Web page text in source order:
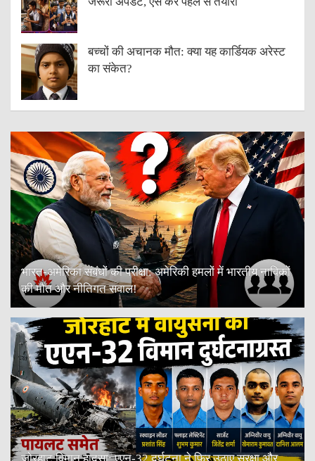
बच्चों की अचानक मौत: क्या यह कार्डियक अरेस्ट
का संकेत?
भारत-अमेरिका संबंधों की परीक्षा: अमेरिकी हमलों में भारतीय नाविकों
की मौत और नीतिगत सवाल!